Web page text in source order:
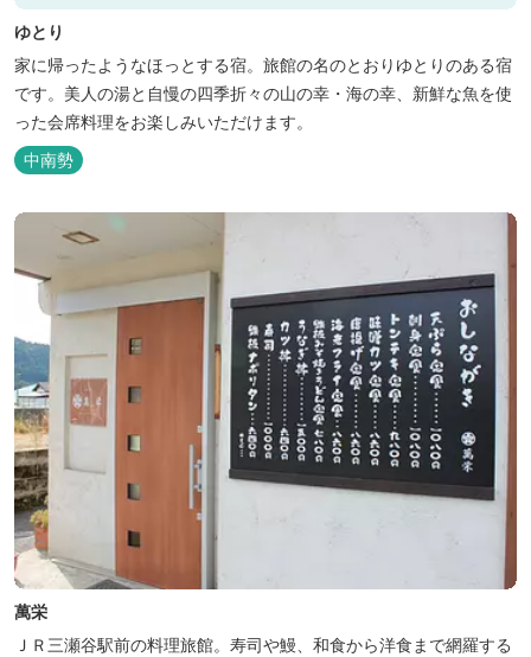
ゆとり
家に帰ったようなほっとする宿。旅館の名のとおりゆとりのある宿
です。美人の湯と自慢の四季折々の山の幸・海の幸、新鮮な魚を使
った会席料理をお楽しみいただけます。
中南勢
萬栄
ＪＲ三瀬谷駅前の料理旅館。寿司や鰻、和食から洋食まで網羅する